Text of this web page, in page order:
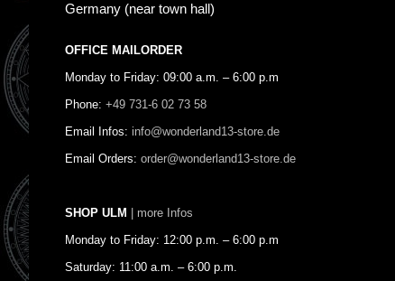
Germany (near town hall)
OFFICE MAILORDER
Monday to Friday: 09:00 a.m. – 6:00 p.m
Phone: +49 731-6 02 73 58
Email Infos: info@wonderland13-store.de
Email Orders: order@wonderland13-store.de
SHOP ULM | more Infos
Monday to Friday: 12:00 p.m. – 6:00 p.m
Saturday: 11:00 a.m. – 6:00 p.m.